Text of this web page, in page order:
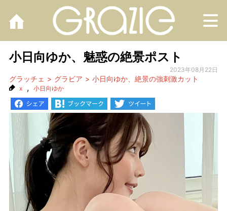
小日向ゆか、魅惑の絶景ポスト
2023年08月22日
グラッチェ グラビア 小日向ゆか、絶景の強刺激カット
x , 小日向ゆか